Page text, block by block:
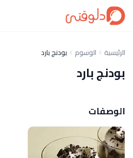
الرئيسية الوسوم بودنج بارد
بودنج بارد
الوصفات